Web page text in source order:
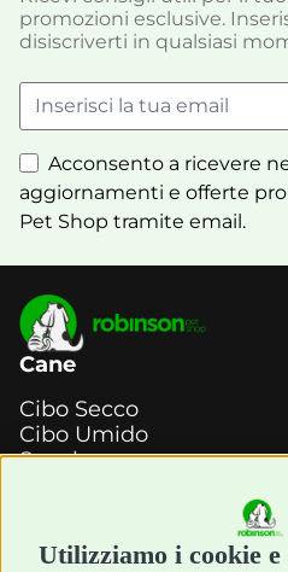
Utilizziamo i cookie
promozioni esclusive.
disiscriverti in qualsiasi
Acconsento a ricevere
aggiornamenti e offerte
Pet Shop tramite email.
Cane
Cibo Secco
Cibo Umido
Snack e
Igiene e Pulizia